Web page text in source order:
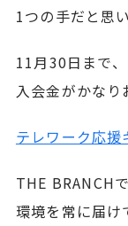
1つの手だと思い
11月30日まで
入会金がかなり
テレワーク応援
THE BRANCH
環境を常に届け